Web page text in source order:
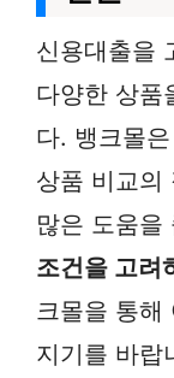
신용대출을
다양한 상품
다. 뱅크몰
상품 비교의
많은 도움을
조건을 고려
크몰을 통해
지기를 바랍